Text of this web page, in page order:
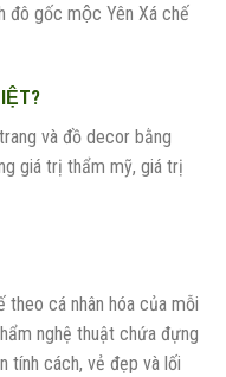
đô gốc mộc Yên Xá chế
và đồ decor bằng
giá trị thẩm mỹ, giá trị
cá nhân hóa của mỗi
nghệ thuật chứa đựng
tính cách, vẻ đẹp và lối